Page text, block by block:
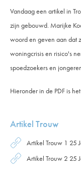
Vandaag een artikel in
zijn gebouwd. Marijke
woord en geven aan dat
woningcrisis en risico's
spoedzoekers en
Hieronder in de PDF is
Artikel Trouw
Artikel Trouw 1 25
Artikel Trouw 2 25